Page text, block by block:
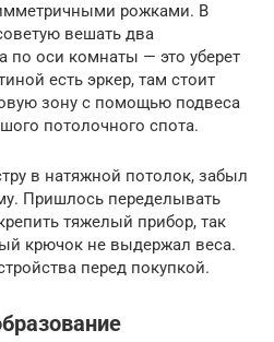
рожками. В
вешать два
по оси комнаты — это уберет
есть эркер, там стоит
зону с помощью подвеса
потолочного спота.
в натяжной потолок, забыл
Пришлось переделывать
тяжелый прибор, так
крючок не выдержал веса.
перед покупкой.